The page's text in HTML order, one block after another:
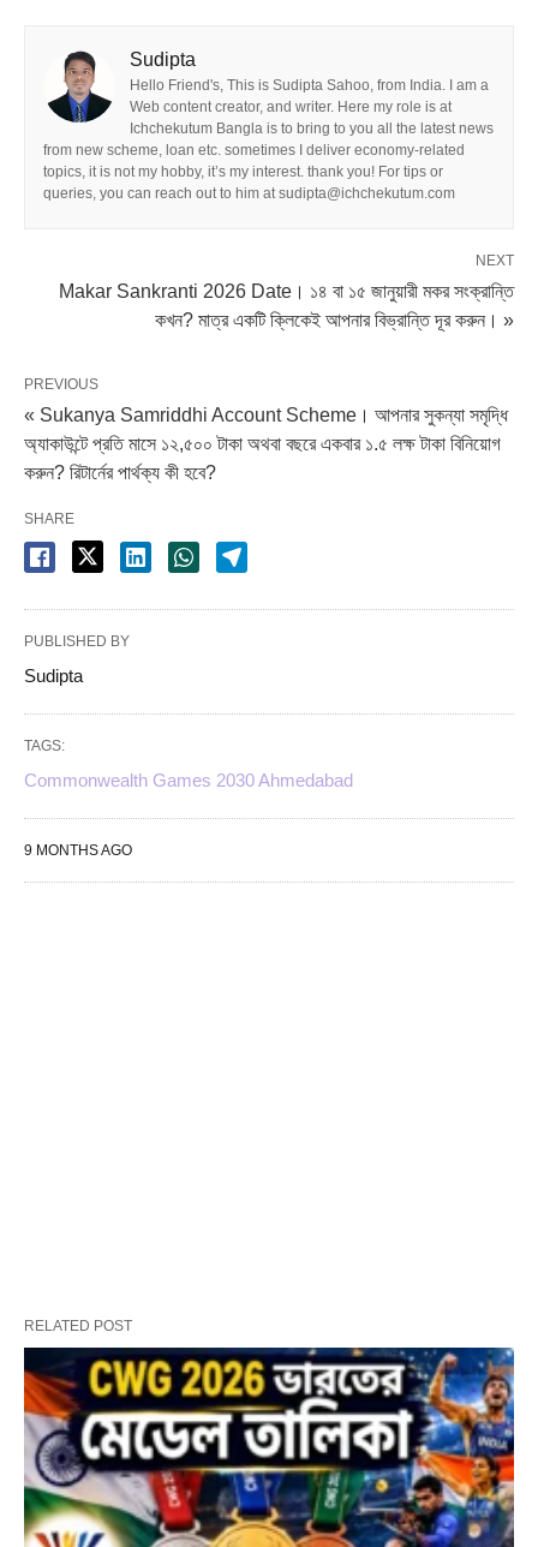
Sudipta
Hello Friend's, This is Sudipta Sahoo, from India. I am a
Web content creator, and writer. Here my role is at
Ichchekutum Bangla is to bring to you all the latest news
from new scheme, loan etc. sometimes I deliver economy-related
topics, it is not my hobby, it’s my interest. thank you! For tips or
queries, you can reach out to him at sudipta@ichchekutum.com
NEXT
Makar Sankranti 2026 Date। ১৪ বা ১৫ জানুয়ারী মকর সংক্রান্তি
কখন? মাত্র একটি ক্লিকেই আপনার বিভ্রান্তি দূর করুন। »
PREVIOUS
« Sukanya Samriddhi Account Scheme। আপনার সুকন্যা সমৃদ্ধি
অ্যাকাউন্টে প্রতি মাসে ১২,৫০০ টাকা অথবা বছরে একবার ১.৫ লক্ষ টাকা বিনিয়োগ
করুন? রিটার্নের পার্থক্য কী হবে?
SHARE
PUBLISHED BY
Sudipta
TAGS:
Commonwealth Games 2030 Ahmedabad
9 MONTHS AGO
RELATED POST